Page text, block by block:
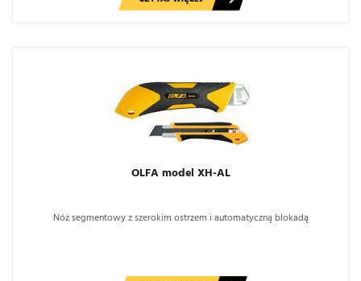
OLFA model XH-AL
Nóż segmentowy z szerokim ostrzem i automatyczną blokadą